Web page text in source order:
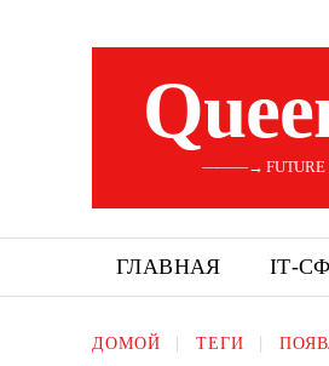
———→ FUTURE
ГЛАВНАЯ ІТ-
ДОМОЙ ТЕГИ